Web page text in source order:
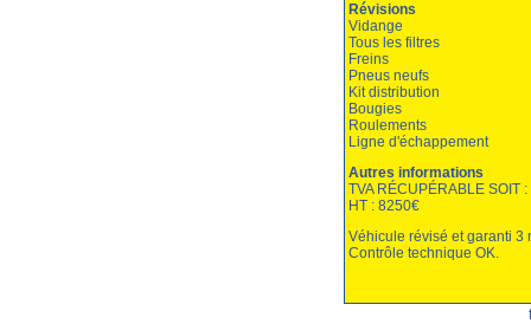
Révisions
Vidange
Tous les filtres
Freins
Pneus neufs
Kit distribution
Bougies
Roulements
Ligne d'échappement
Autres informations
TVA RÉCUPÉRABLE SOIT
HT : 8250€
Véhicule révisé et garanti 3
Contrôle technique OK.